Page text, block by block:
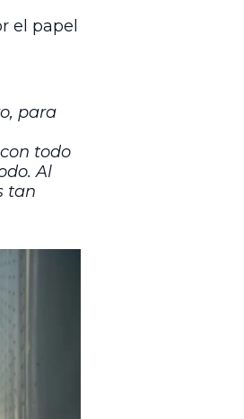
el papel
para
todo
Al
tan